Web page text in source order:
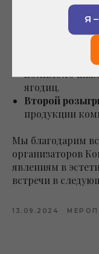
Я
жемчужиной
перевернул
привычных
волюмизации
рассказала о
ягодиц.
Второй
продукции
Мы благодарим
организаторов
явлениям в
встречи в
13.09.2024